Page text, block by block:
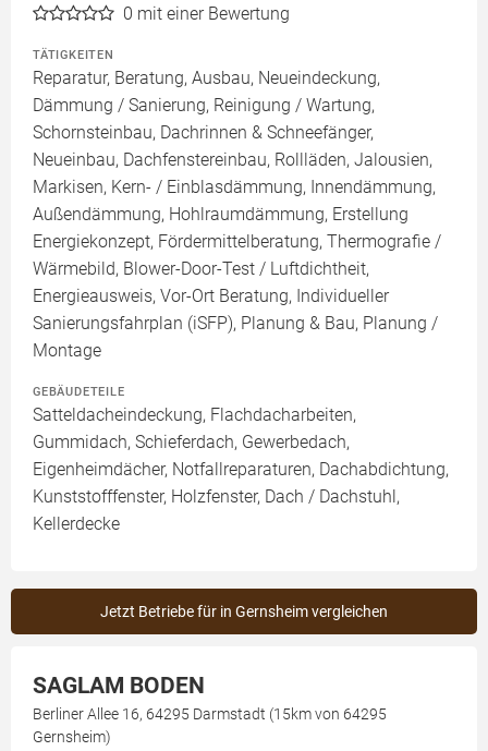
0 mit einer Bewertung
TÄTIGKEITEN
Reparatur, Beratung, Ausbau, Neueindeckung,
Dämmung / Sanierung, Reinigung / Wartung,
Schornsteinbau, Dachrinnen & Schneefänger,
Neueinbau, Dachfenstereinbau, Rollläden, Jalousien,
Markisen, Kern- / Einblasdämmung, Innendämmung,
Außendämmung, Hohlraumdämmung, Erstellung
Energiekonzept, Fördermittelberatung, Thermografie /
Wärmebild, Blower-Door-Test / Luftdichtheit,
Energieausweis, Vor-Ort Beratung, Individueller
Sanierungsfahrplan (iSFP), Planung & Bau, Planung /
Montage
GEBÄUDETEILE
Satteldacheindeckung, Flachdacharbeiten,
Gummidach, Schieferdach, Gewerbedach,
Eigenheimdächer, Notfallreparaturen, Dachabdichtung,
Kunststofffenster, Holzfenster, Dach / Dachstuhl,
Kellerdecke
Jetzt Betriebe für in Gernsheim vergleichen
SAGLAM BODEN
Berliner Allee 16, 64295 Darmstadt (15km von 64295
Gernsheim)